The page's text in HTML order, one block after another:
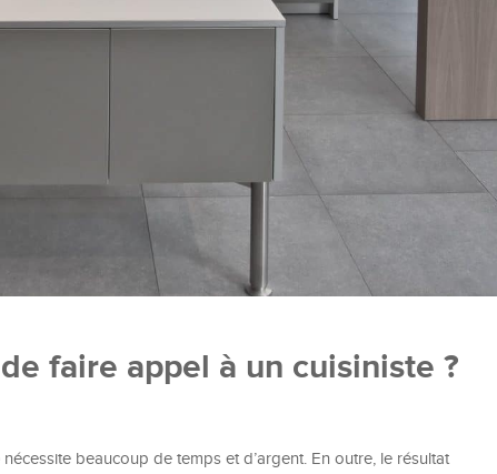
faire appel à un cuisiniste ?
nécessite beaucoup de temps et d’argent. En outre, le résultat